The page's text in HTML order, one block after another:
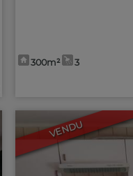
300m² 3
VENDU